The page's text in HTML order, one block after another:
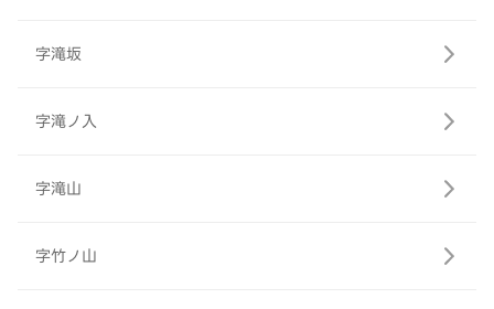
字滝坂
字滝ノ入
字滝山
字竹ノ山